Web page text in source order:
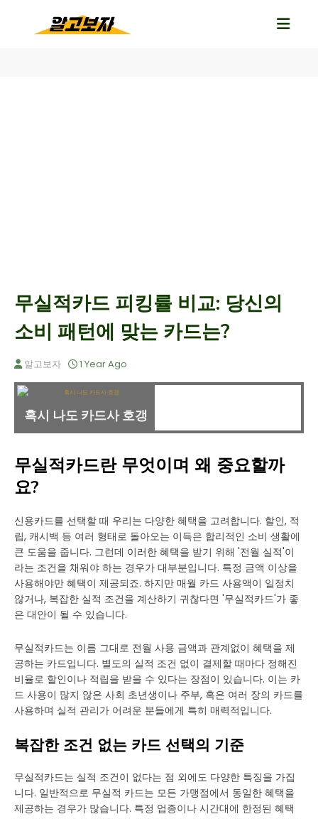
무실적카드 피킹률 비교: 당신의
소비 패턴에 맞는 카드는?
알고보자 1 Year Ago
혹시 나도 카드사 호갱
무실적카드란 무엇이며 왜 중요할까
요?
신용카드를 선택할 때 우리는 다양한 혜택을 고려합니다. 할인, 적
립, 캐시백 등 여러 형태로 돌아오는 이득은 합리적인 소비 생활에
큰 도움을 줍니다. 그런데 이러한 혜택을 받기 위해 '전월 실적'이
라는 조건을 채워야 하는 경우가 대부분입니다. 특정 금액 이상을
사용해야만 혜택이 제공되죠. 하지만 매월 카드 사용액이 일정치
않거나, 복잡한 실적 조건을 계산하기 귀찮다면 '무실적카드'가 좋
은 대안이 될 수 있습니다.
무실적카드는 이름 그대로 전월 사용 금액과 관계없이 혜택을 제
공하는 카드입니다. 별도의 실적 조건 없이 결제할 때마다 정해진
비율로 할인이나 적립을 받을 수 있다는 장점이 있습니다. 이는 카
드 사용이 많지 않은 사회 초년생이나 주부, 혹은 여러 장의 카드를
사용하며 실적 관리가 어려운 분들에게 특히 매력적입니다.
복잡한 조건 없는 카드 선택의 기준
무실적카드는 실적 조건이 없다는 점 외에도 다양한 특징을 가집
니다. 일반적으로 무실적 카드는 모든 가맹점에서 동일한 혜택을
제공하는 경우가 많습니다. 특정 업종이나 시간대에 한정된 혜택